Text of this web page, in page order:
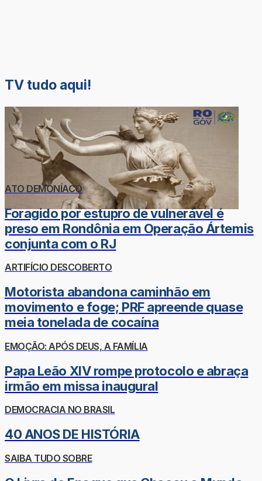
TV tudo aqui!
ATO DEMONÍACO
Foragido por estupro de vulnerável é
preso em Rondônia em Operação Ártemis
conjunta com o RJ
ARTIFÍCIO DESCOBERTO
Motorista abandona caminhão em
movimento e foge; PRF apreende quase
meia tonelada de cocaína
EMOÇÃO: APÓS DEUS, A FAMÍLIA
Papa Leão XIV rompe protocolo e abraça
irmão em missa inaugural
DEMOCRACIA NO BRASIL
40 ANOS DE HISTÓRIA
SAIBA TUDO SOBRE